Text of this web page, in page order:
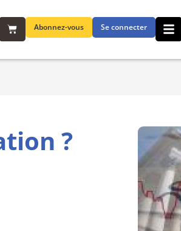
Abonnez-vous Se connecter
?